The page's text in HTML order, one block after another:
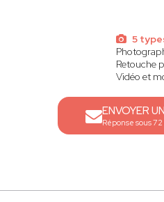
5
Retouche
Vidéo et
ENVOYER
Réponse sous